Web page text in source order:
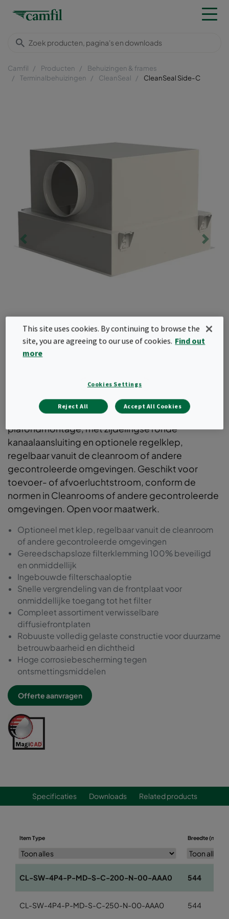
Camfil Producten
Behuizingen & frames
Terminalbehuizingen
CleanSeal CleanSeal Side-C
CleanSeal Side-C
Volledig gelaste HEPA-filterbehuizing voor
plafondmontage, met zijdelingse ronde
kanaalaansluiting en optionele regelklep,
regelbaar vanuit de cleanroom of andere
gecontroleerde omgevingen. Geschikt voor
toevoer- of afvoerluchtstroom, conform de
normen in Cleanrooms of andere gecontroleerde
omgevingen. Open voor maatwerk.
Optioneel met klep, regelbaar vanuit de cleanroom
of andere gecontroleerde omgevingen
Gereedschapsloze filterklemming 100% beveiligd
en onmiddellijk
Ingebouwde filterschaaloptie
Snelle vergrendeling van de frontplaat voor
onmiddellijke toegang tot het filter
Compleet assortiment verwisselbare
diffusiefrontplaten
Robuuste volledig gelaste constructie voor duurzame
betrouwbaarheid en dichtheid
Hoge corrosiebescherming tegen
ontsmettingsmiddelen
Offerte aanvragen
Specificaties Downloads Related products
Item Type Breedte (mm)
CL-SW-4P4-P-MD-S-C-200-N-00-AAA0 544
CL-SW-4P4-P-MD-S-C-250-N-00-AAA0 544
This site uses cookies. By continuing to browse the
site, you are agreeing to our use of cookies. Find out
more
Cookies Settings
Reject All Accept All Cookies